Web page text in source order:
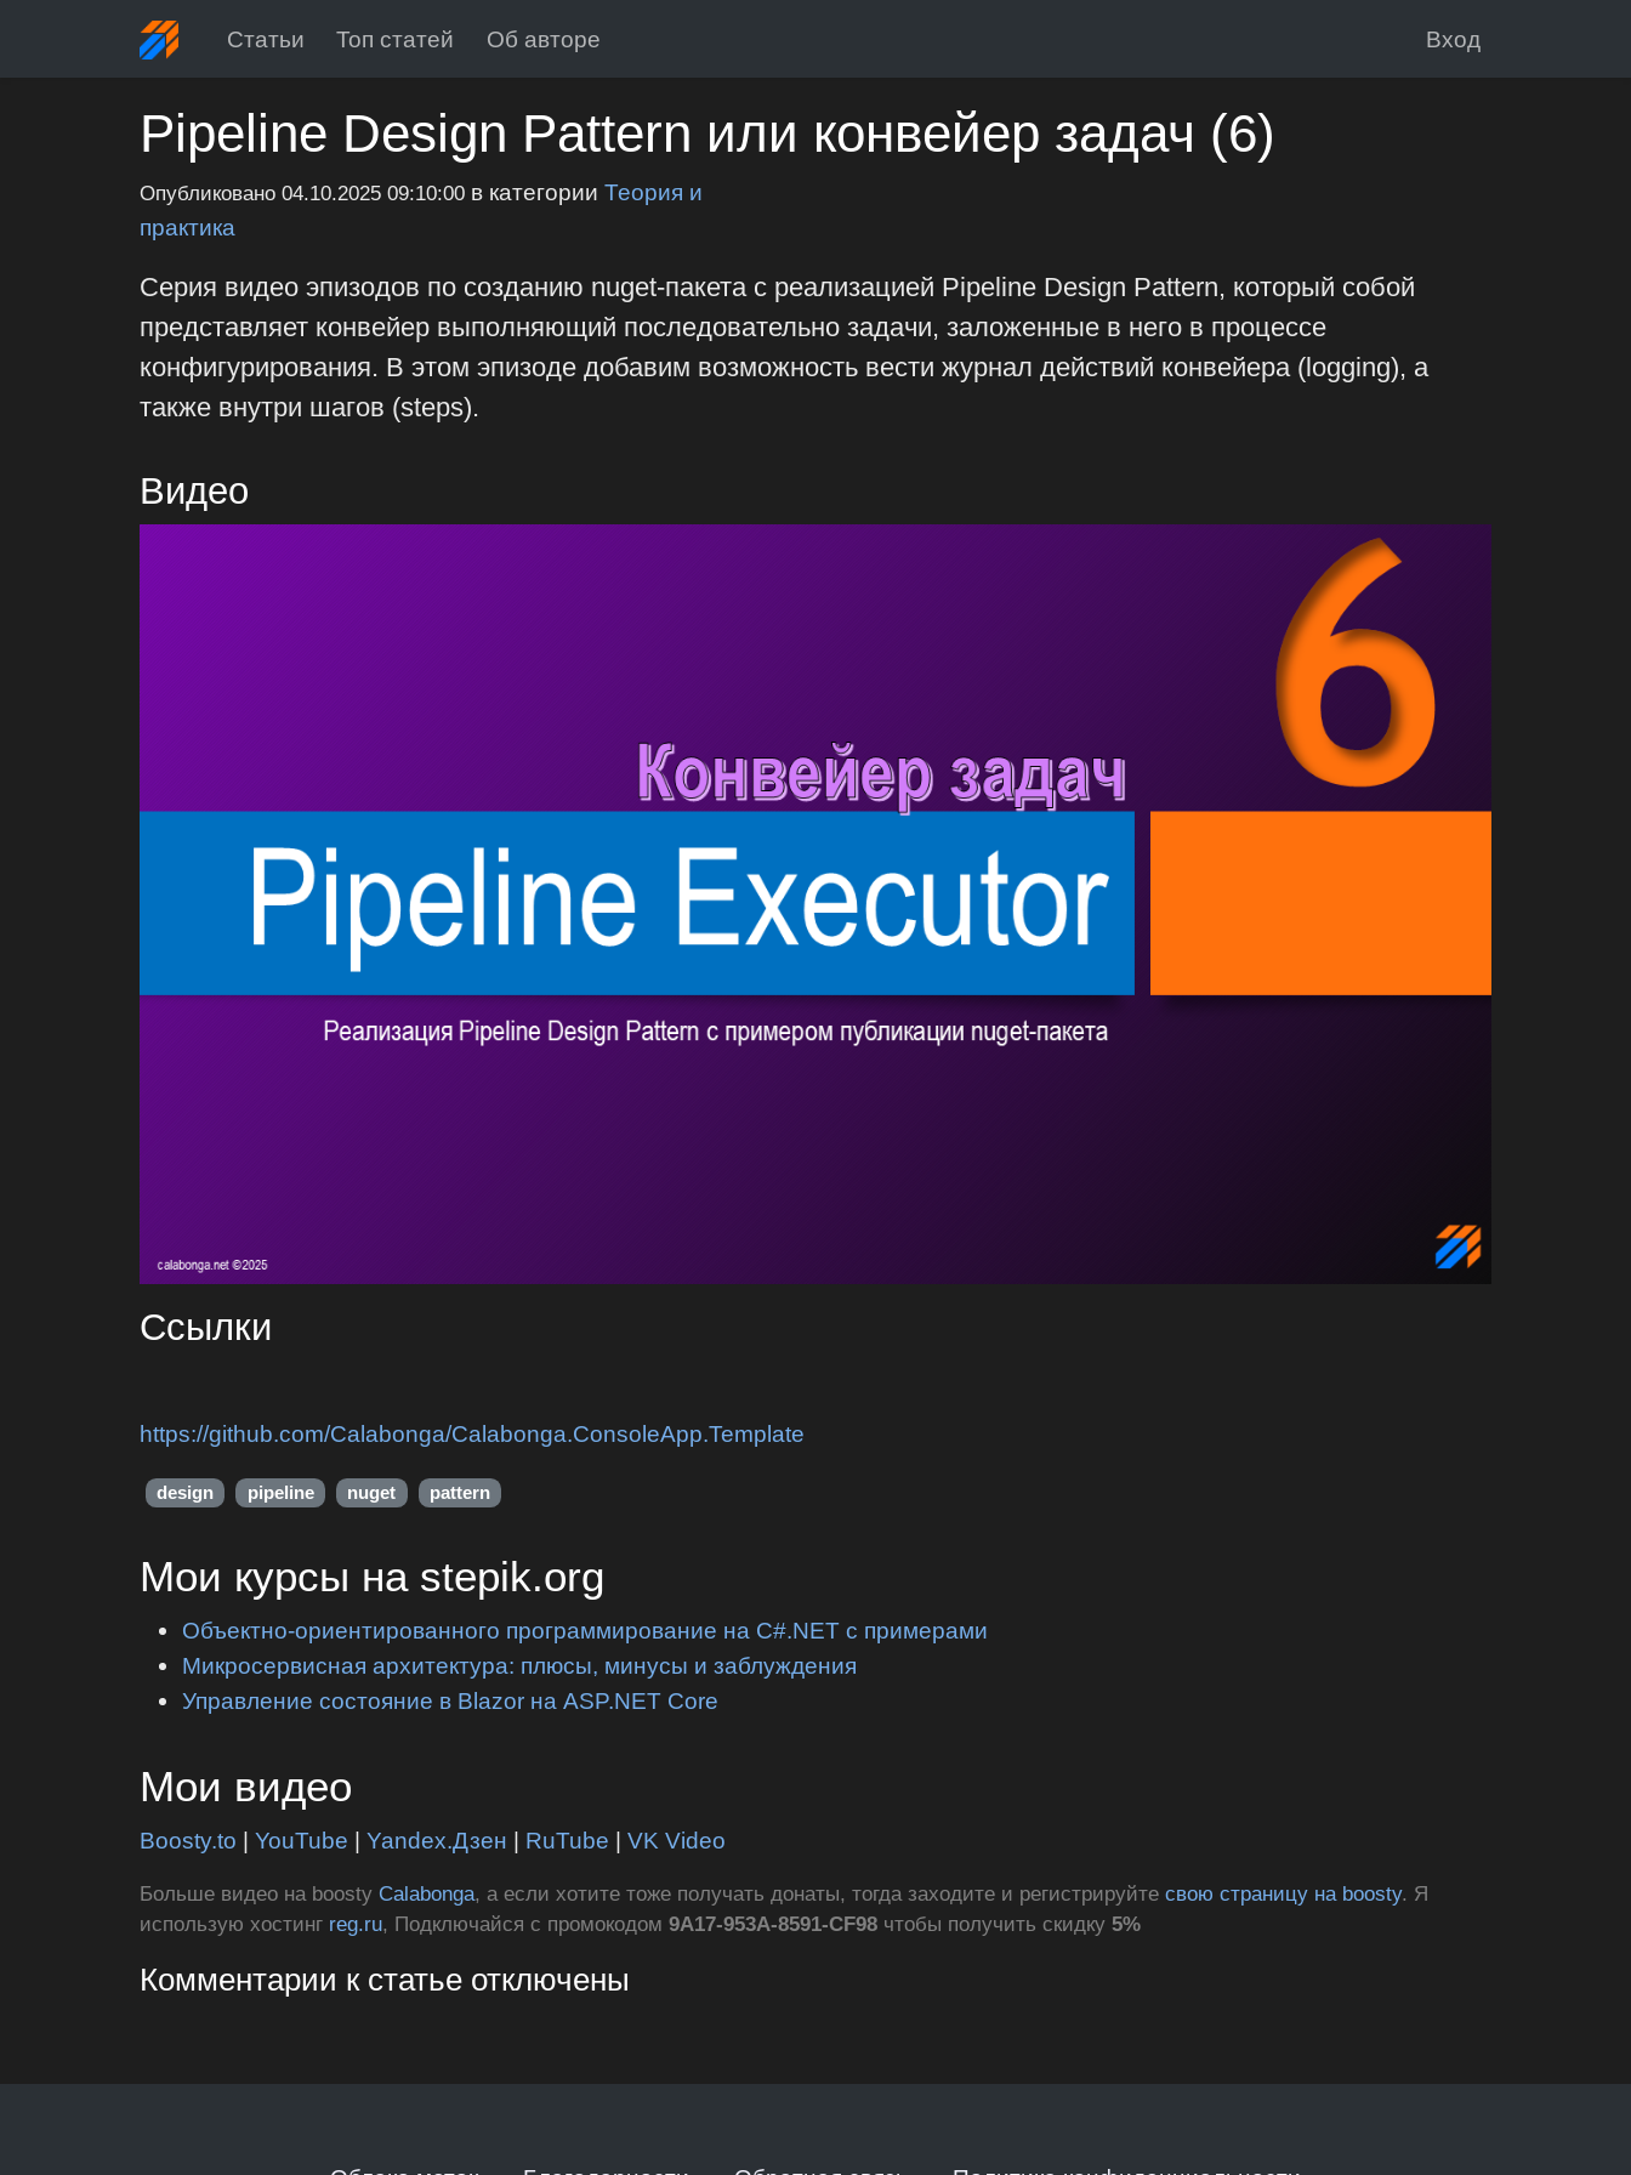
Статьи Топ статей Об авторе Вход
Pipeline Design Pattern или конвейер задач (6)
Опубликовано04.10.2025 09:10:00 в категорииТеория и
практика
Серия видео эпизодов по созданию nuget-пакета с реализацией Pipeline Design Pattern, который собой
представляет конвейер выполняющий последовательно задачи, заложенные в него в процессе
конфигурирования. В этом эпизоде добавим возможность вести журнал действий конвейера (logging), а
также внутри шагов (steps).
Видео
Ссылки
https://github.com/Calabonga/Calabonga.ConsoleApp.Template
design pipeline nuget pattern
Мои курсы на stepik.org
Объектно-ориентированного программирование на C#.NET с примерами
Микросервисная архитектура: плюсы, минусы и заблуждения
Управление состояние в Blazor на ASP.NET Core
Мои видео
Boosty.to |YouTube |Yandex.Дзен | RuTube |VK Video
Больше видео на boosty Calabonga, а если хотите тоже получать донаты, тогда заходите и регистрируйтесвою страницу на boosty. Я
использую хостинг reg.ru, Подключайся с промокодом9A17-953A-8591-CF98 чтобы получить скидку5%
Комментарии к статье отключены